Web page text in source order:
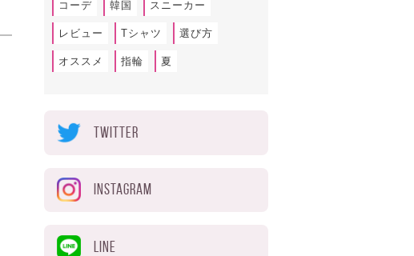
コーデ 韓国 スニーカー
レビュー Tシャツ 選び方
オススメ 指輪 夏
TWITTER
INSTAGRAM
LINE